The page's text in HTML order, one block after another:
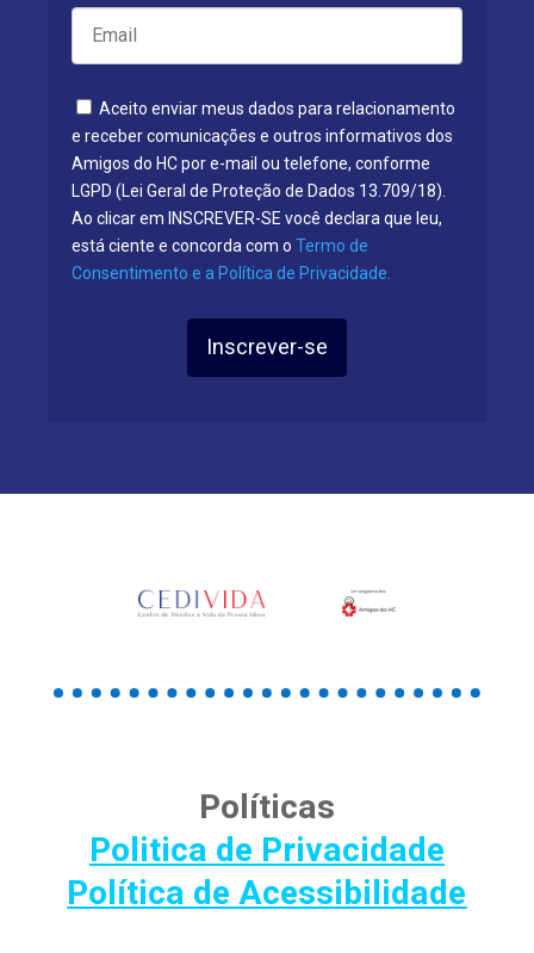
Aceito enviar meus dados para relacionamento
e receber comunicações e outros informativos dos
Amigos do HC por e-mail ou telefone, conforme
LGPD (Lei Geral de Proteção de Dados 13.709/18).
Ao clicar em INSCREVER-SE você declara que leu,
está ciente e concorda com o Termo de
Consentimento e a Política de Privacidade.
Inscrever-se
Políticas
Politica de Privacidade
Política de Acessibilidade